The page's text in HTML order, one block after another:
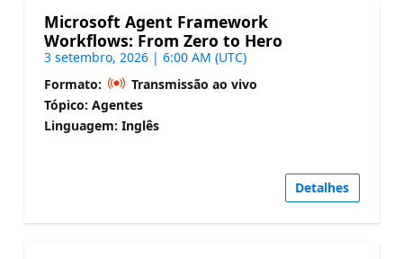
Microsoft Agent Framework
Workflows: From Zero to Hero
3 setembro, 2026 | 6:00 AM (UTC)
Formato:
Transmissão ao vivo
Tópico: Agentes
Linguagem: Inglês
Detalhes